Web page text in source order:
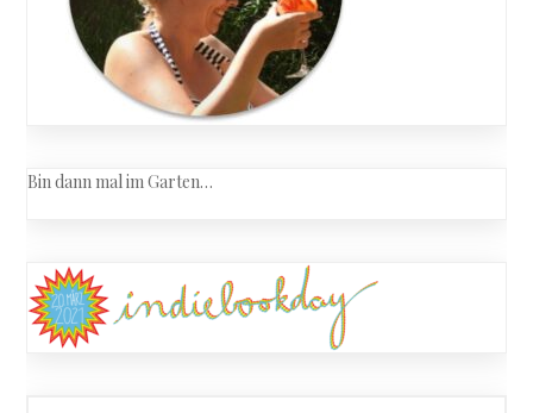
Bin dann mal im Garten…